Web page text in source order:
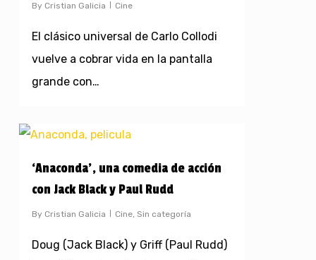
By Cristian Galicia Cine
El clásico universal de Carlo Collodi
vuelve a cobrar vida en la pantalla
grande con…
‘Anaconda’, una comedia de acción
con Jack Black y Paul Rudd
By Cristian Galicia Cine, Sin categoría
Doug (Jack Black) y Griff (Paul Rudd)